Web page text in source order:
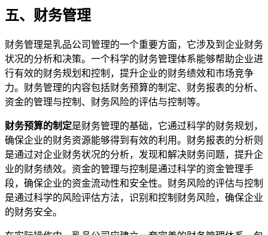
五、财务管理
财务管理是乳品公司管理的一个重要方面，它涉及到企业财务
状况的分析和决策。一个科学的财务管理体系能够帮助企业进
行有效的财务规划和控制，提升企业的财务绩效和市场竞争
力。财务管理的内容包括财务预算的制定、财务报表的分析、
资金的管理与控制、财务风险的评估与控制等。
财务预算的制定是财务管理的基础，它通过科学的财务规划，
确保企业的财务资源能够得到有效的利用。财务报表的分析则
是通过对企业财务状况的分析，发现和解决财务问题，提升企
业的财务绩效。资金的管理与控制是通过科学的资金管理手
段，确保企业的资金流动性和安全性。财务风险的评估与控制
是通过科学的风险评估方法，识别和控制财务风险，确保企业
的财务安全。